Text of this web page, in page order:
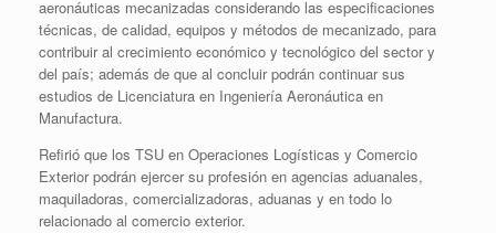
aeronáuticas mecanizadas considerando las especificaciones
técnicas, de calidad, equipos y métodos de mecanizado, para
contribuir al crecimiento económico y tecnológico del sector y
del país; además de que al concluir podrán continuar sus
estudios de Licenciatura en Ingeniería Aeronáutica en
Manufactura.
Refirió que los TSU en Operaciones Logísticas y Comercio
Exterior podrán ejercer su profesión en agencias aduanales,
maquiladoras, comercializadoras, aduanas y en todo lo
relacionado al comercio exterior.